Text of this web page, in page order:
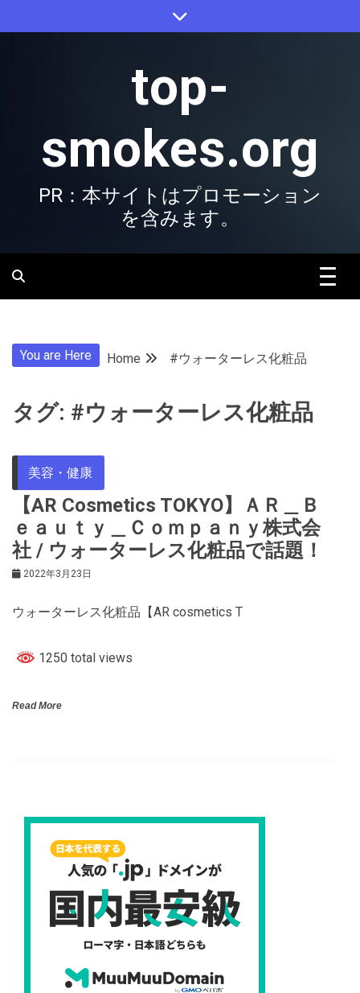
to
top-
smokes.org
PR：本サイトはプロモーション
を含みます。
You are Here Home #ウォーターレス化粧品
タグ: #ウォーターレス化粧品
美容・健康
【AR Cosmetics TOKYO】ＡＲ＿Ｂ
ｅａｕｔｙ＿Ｃｏｍｐａｎｙ株式会
社 / ウォーターレス化粧品で話題！
2022年3月23日
ウォーターレス化粧品【AR cosmetics T
1250 total views
Read More